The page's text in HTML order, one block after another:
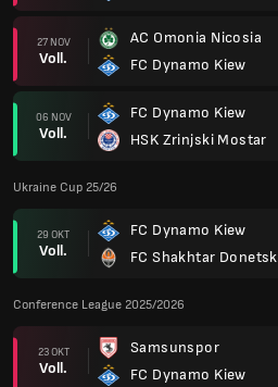
27 NOV
Voll.
AC Omonia Nicosia
FC Dynamo Kiew
06 NOV
Voll.
FC Dynamo Kiew
HSK Zrinjski Mostar
Ukraine Cup 25/26
29 OKT
Voll.
FC Dynamo Kiew
FC Shakhtar Donetsk
Conference League 2025/2026
23 OKT
Voll.
Samsunspor
FC Dynamo Kiew